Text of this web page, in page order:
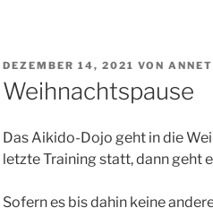
VERÖFFENTLICHT
AM
DEZEMBER 14, 2021 VON
Weihnachtspause
Das Aikido-Dojo geht in die
letzte Training statt, dann geht
Sofern es bis dahin keine